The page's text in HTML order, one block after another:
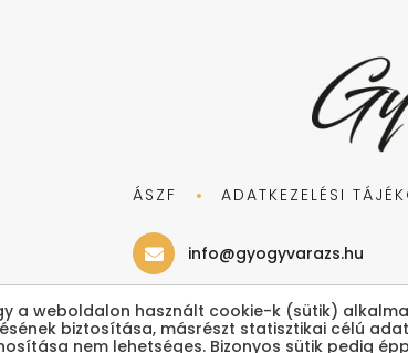
ÁSZF ADATKEZELÉSI
info@gyogyvarazs.hu
a weboldalon használt cookie-k (sütik)
biztosítása, másrészt statisztikai célú
nem lehetséges. Bizonyos sütik pedig